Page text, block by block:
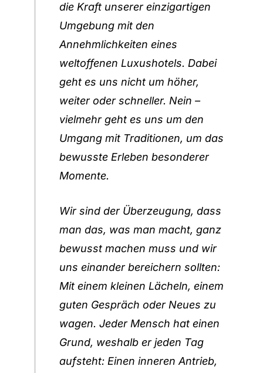
die Kraft unserer einzigartigen
Umgebung mit den
Annehmlichkeiten eines
weltoffenen Luxushotels. Dabei
geht es uns nicht um höher,
weiter oder schneller. Nein –
vielmehr geht es uns um den
Umgang mit Traditionen, um das
bewusste Erleben besonderer
Momente.
Wir sind der Überzeugung, dass
man das, was man macht, ganz
bewusst machen muss und wir
uns einander bereichern sollten:
Mit einem kleinen Lächeln, einem
guten Gespräch oder Neues zu
wagen. Jeder Mensch hat einen
Grund, weshalb er jeden Tag
aufsteht: Einen inneren Antrieb,